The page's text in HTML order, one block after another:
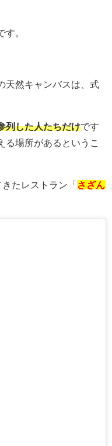
す。
天然キャンバスは、式
列した人たちだけです
る場所があるというこ
たレストラン「 さざん